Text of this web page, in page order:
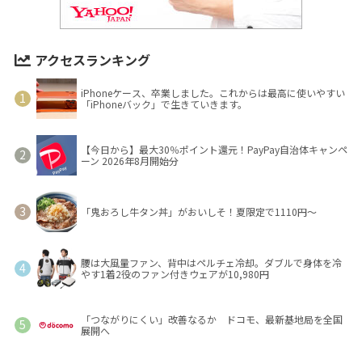
アクセスランキング
iPhoneケース、卒業しました。これからは最高に使いやすい
「iPhoneバック」で生きていきます。
【今日から】最大30％ポイント還元！PayPay自治体キャンペ
ーン 2026年8月開始分
「鬼おろし牛タン丼」がおいしそ！夏限定で1110円～
腰は大風量ファン、背中はペルチェ冷却。ダブルで身体を冷
やす1着2役のファン付きウェアが10,980円
「つながりにくい」改善なるか ドコモ、最新基地局を全国
展開へ